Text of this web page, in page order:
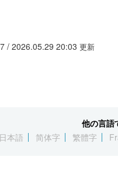
/ 2026.05.29 20:03 更新
他の言語
日本語 简体字 繁體字